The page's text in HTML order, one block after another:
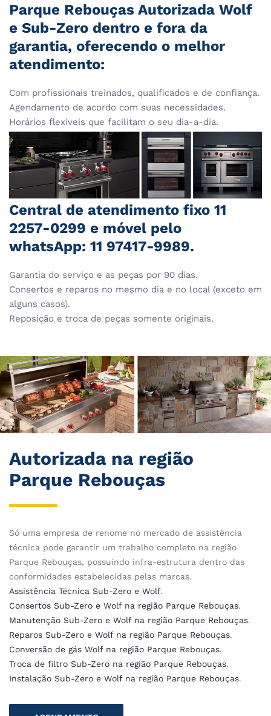
Parque Rebouças Autorizada Wolf
e Sub-Zero dentro e fora da
garantia, oferecendo o melhor
atendimento:
Com profissionais treinados, qualificados e de confiança.
Agendamento de acordo com suas necessidades.
Horários flexíveis que facilitam o seu dia-a-dia.
Central de atendimento fixo 11
2257-0299 e móvel pelo
whatsApp: 11 97417-9989.
Garantia do serviço e as peças por 90 dias.
Consertos e reparos no mesmo dia e no local (exceto em
alguns casos).
Reposição e troca de peças somente originais.
Autorizada na região
Parque Rebouças
Só uma empresa de renome no mercado de assistência
técnica pode garantir um trabalho completo na região
Parque Rebouças, possuindo infra-estrutura dentro das
conformidades estabelecidas pelas marcas.
Assistência Técnica Sub-Zero e Wolf.
Consertos Sub-Zero e Wolf na região Parque Rebouças.
Manutenção Sub-Zero e Wolf na região Parque Rebouças.
Reparos Sub-Zero e Wolf na região Parque Rebouças.
Conversão de gás Wolf na região Parque Rebouças.
Troca de filtro Sub-Zero na região Parque Rebouças.
Instalação Sub-Zero e Wolf na região Parque Rebouças.